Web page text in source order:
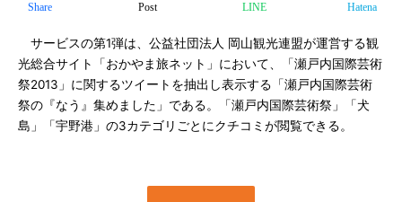
Share Post LINE Hatena
サービスの第1弾は、公益社団法人 岡山観光連盟が運営する観
光総合サイト「おかやま旅ネット」において、「瀬戸内国際芸術
祭2013」に関するツイートを抽出し表示する「瀬戸内国際芸術
祭の『なう』集めました」である。「瀬戸内国際芸術祭」「犬
島」「宇野港」の3カテゴリごとにクチコミが閲覧できる。